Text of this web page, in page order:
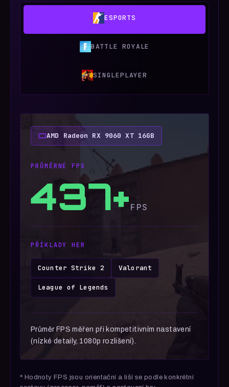
ESPORTS
BATTLE ROYALE
SINGLEPLAYER
AMD Radeon RX 9060 XT 16GB
PRŮMĚRNÉ FPS
437+FPS
PŘÍKLADY HER
Counter Strike 2 Valorant
League of Legends
Průměr FPS měřen při kompetitivním nastavení
(nízké detaily, 1080p rozlišení).
* Hodnoty FPS jsou orientační a liší se podle konkrétní